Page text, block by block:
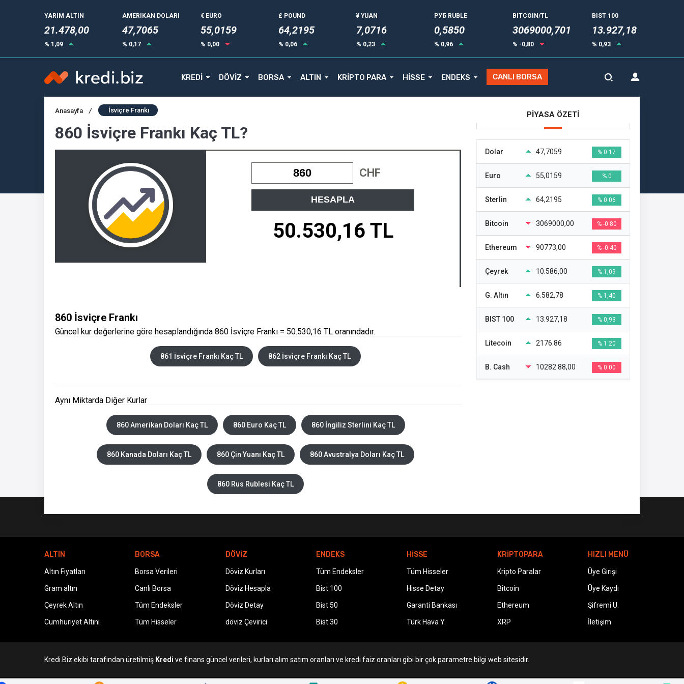
YARIM ALTIN
21.478,00
% 1,09
AMERIKAN DOLARI
47,7065
% 0,17
€ EURO
55,0159
% 0,00
£ POUND
64,2195
% 0,06
¥ YUAN
7,0716
% 0,23
РУБ RUBLE
0,5850
% 0,96
BITCOIN/TL
3069000,701
% -0,80
BIST 100
13.927,18
% 0,93
KREDİ DÖVİZ BORSA ALTIN KRİPTO PARA HİSSE ENDEKS CANLI BORSA
Anasayfa / İsviçre Frankı
860 İsviçre Frankı Kaç TL?
CHF
HESAPLA
50.530,16 TL
860 İsviçre Frankı
Güncel kur değerlerine göre hesaplandığında 860 İsviçre Frankı = 50.530,16 TL oranındadır.
861 İsviçre Frankı Kaç TL 862 İsviçre Frankı Kaç TL
Aynı Miktarda Diğer Kurlar
860 Amerikan Doları Kaç TL 860 Euro Kaç TL 860 İngiliz Sterlini Kaç TL
860 Kanada Doları Kaç TL 860 Çin Yuanı Kaç TL 860 Avustralya Doları Kaç TL
860 Rus Rublesi Kaç TL
PİYASA ÖZETİ
Dolar 47,7059 % 0.17
Euro 55,0159 % 0
Sterlin 64,2195 % 0.06
Bitcoin 3069000,00 % -0.80
Ethereum 90773,00 % -0.40
Çeyrek 10.586,00 % 1,09
G. Altın 6.582,78 % 1,40
BIST 100 13.927,18 % 0,93
Litecoin 2176.86 % 1.20
B. Cash 10282.88,00 % 0.00
ALTIN
Altın Fiyatları
Gram altın
Çeyrek Altın
Cumhuriyet Altını
BORSA
Borsa Verileri
Canlı Borsa
Tüm Endeksler
Tüm Hisseler
DÖVİZ
Döviz Kurları
Döviz Hesapla
Döviz Detay
döviz Çevirici
ENDEKS
Tüm Endeksler
Bist 100
Bist 50
Bist 30
HİSSE
Tüm Hisseler
Hisse Detay
Garanti Bankası
Türk Hava Y.
KRİPTOPARA
Kripto Paralar
Bitcoin
Ethereum
XRP
HIZLI MENÜ
Üye Girişi
Üye Kaydı
Şifremi U.
İletişim
Kredi.Biz ekibi tarafından üretilmiş Kredi ve finans güncel verileri, kurları alım satım oranları ve kredi faiz oranları gibi bir çok parametre bilgi web sitesidir.